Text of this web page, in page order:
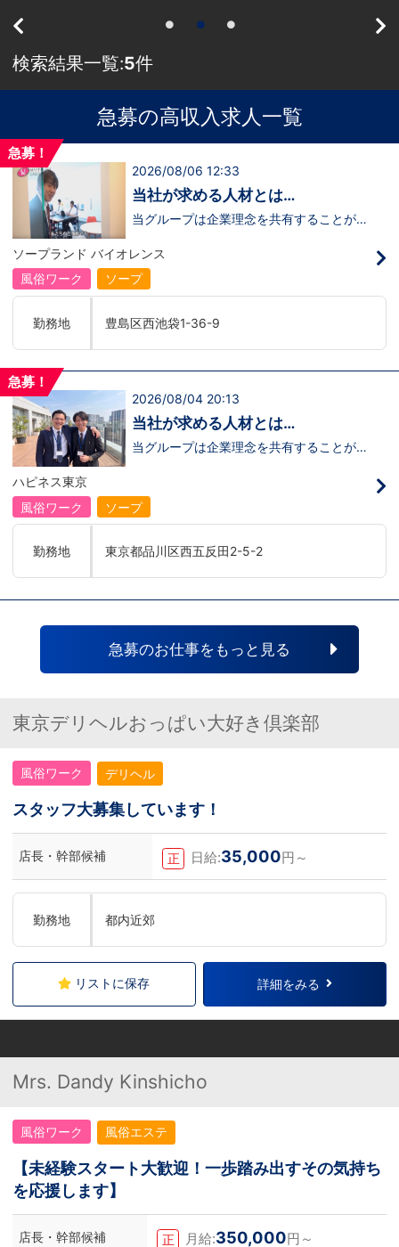
検索結果一覧:5件
急募の高収入求人一覧
急募！
2026/08/06 12:33
当社が求める人材とは…
当グループは企業理念を共有することがで
神】を持っている方を求めています。さら
に！『ハピネスグループは、店舗数が増え
ます！！』つまり…【店長/幹部】の空き
枠があるってことです。実際に働いてみ
職者になれない(´;ω;｀)なんて経験はあり
ませんか？？当グループは年功序列ではな
く実力主義です。頑張り次第でいくらでも
のある方には必要な席をしっかりご用意で
入社後、最短で8ヶ月で店長になった先輩
もいます。その先輩のあとにアナタも続き
ませんか！？勿論、男性だけではなく女性
も活躍中。ハピネスグループ初の女性店長
いる会社です。そのため、誰もが安心して
入社・勤務のできる環境なのです。それで
ャルサイトをご覧下さい。
【https://happiness-group.biz/】※お手
数ですがコピー＆ペーストしてURLを開い
他社と比較検討中など。そのような時は1
もしれません。アナタからのご連絡お待ち
しております。
ソープランド バイオレンス
風俗ワーク
ソープ
勤務地 豊島区西池袋1-36-9
急募！
2026/08/04 20:13
当社が求める人材とは…
当グループは企業理念を共有することがで
ます！！』つまり…【店長/幹部】の空き
枠があるってことです。実際に働いてみ
職者になれない(´;ω;｀)なんて経験はあり
ませんか？？当グループは年功序列ではな
く実力主義です。頑張り次第でいくらでも
のある方には必要な席をしっかりご用意で
入社後、最短で8ヶ月で店長になった先輩
もいます。その先輩のあとにアナタも続き
ませんか！？勿論、男性だけではなく女性
も活躍中。ハピネスグループ初の女性店長
企業様に引けを取らない体制で取り組んで
いる会社です。そのため、誰もが安心して
もまだ不安だな…と思う方は是非オフィシ
ャルサイトをご覧下さい。
【https://happiness-group.biz/】※お手
数ですがコピー＆ペーストしてURLを開い
ていただければです。応募に迷ってる方や
他社と比較検討中など。そのような時は1
回サイトを見ていただければ何か変わるか
もしれません。アナタからのご連絡お待ち
しております。＜お給料に関して＞月収
施、賞与年4回。最短８カ月で店長昇格の
実績あり。＜待遇＞社会保険、厚生年金、
雇用保険、労災、は入社初日から加入有給
休暇付与、社員旅行やオーダースーツの福
利厚生あり学歴・経歴・資格・年齢・性別
は一切不問。あなたの『これから』に先行
投資させていただきます。＜お仕事の内容
＞お客様を笑顔にし、キャストさんが働き
せん。丁寧さ、誠実さ、笑顔、感謝の気持
ちがあればOKです。
ハピネス東京
風俗ワーク
ソープ
勤務地 東京都品川区西五反田2-5-2
急募のお仕事をもっと見る
東京デリヘルおっぱい大好き倶楽部
風俗ワーク デリヘル
スタッフ大募集しています！
店長・幹部候補 正 日給:35,000円～
勤務地 都内近郊
リストに保存 詳細をみる
Mrs. Dandy Kinshicho
風俗ワーク 風俗エステ
【未経験スタート大歓迎！一歩踏み出すその気持ち
を応援します】
店長・幹部候補 正 月給:350,000円～